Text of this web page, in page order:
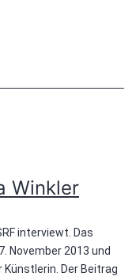
Winkler
interviewt. Das
November 2013 und
Künstlerin. Der Beitrag